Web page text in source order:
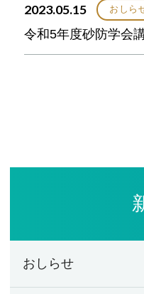
2023.05.15 おしら
令和5年度砂防学会
おしらせ